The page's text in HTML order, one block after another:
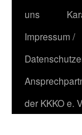
Inhalt
springen
uns
Impressum /
der KKKO e.